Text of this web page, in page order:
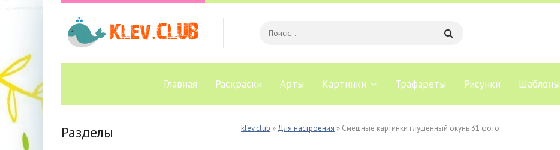
Главная Раскраски Арты Картинки Трафареты Рисунки Шаблоны
klev.club » Для настроения » Смешные картинки глушенный окунь 31 фото
Разделы